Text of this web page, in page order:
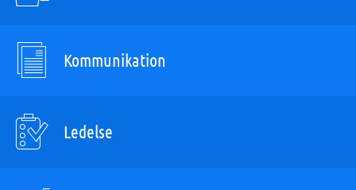
Kommunikation
Ledelse